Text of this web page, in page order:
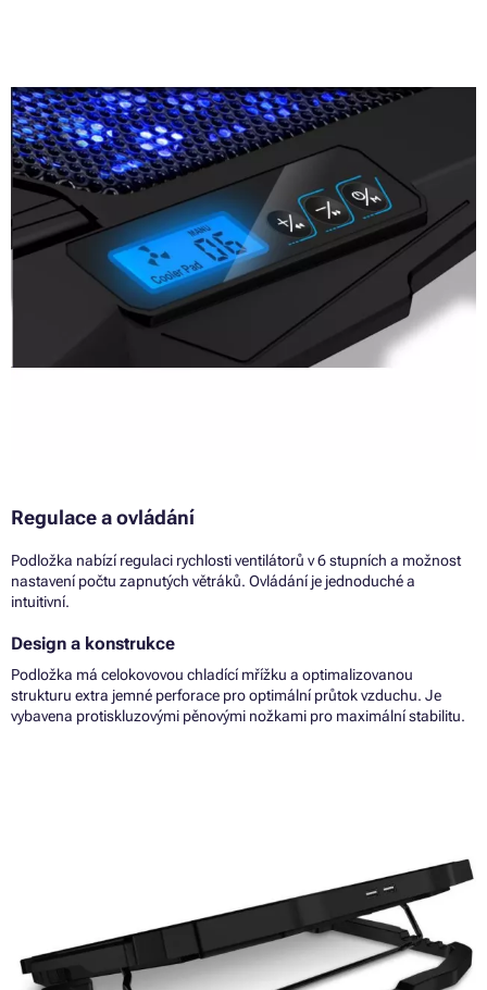
Regulace a ovládání
Podložka nabízí regulaci rychlosti ventilátorů v 6 stupních a možnost
nastavení počtu zapnutých větráků. Ovládání je jednoduché a
intuitivní.
Design a konstrukce
Podložka má celokovovou chladící mřížku a optimalizovanou
strukturu extra jemné perforace pro optimální průtok vzduchu. Je
vybavena protiskluzovými pěnovými nožkami pro maximální stabilitu.